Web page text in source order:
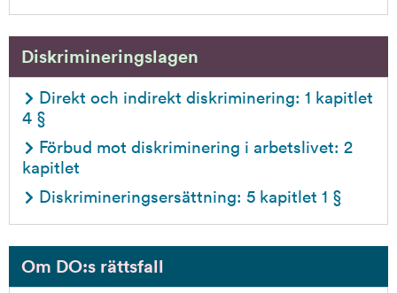
Diskrimineringslagen
Direkt och indirekt diskriminering: 1 kapitlet
4 §
Förbud mot diskriminering i arbetslivet: 2
kapitlet
Diskrimineringsersättning: 5 kapitlet 1 §
Om DO:s rättsfall